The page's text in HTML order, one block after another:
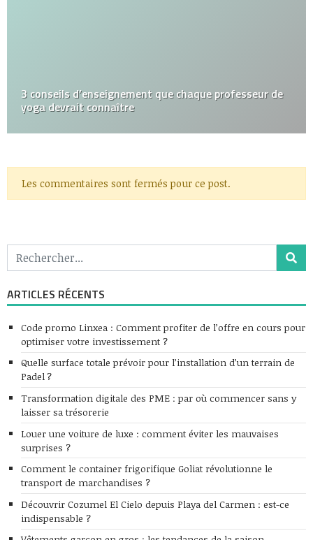
3 conseils d’enseignement que chaque professeur de
yoga devrait connaître
Les commentaires sont fermés pour ce post.
ARTICLES RÉCENTS
Code promo Linxea : Comment profiter de l’offre en cours pour
optimiser votre investissement ?
Quelle surface totale prévoir pour l’installation d’un terrain de
Padel ?
Transformation digitale des PME : par où commencer sans y
laisser sa trésorerie
Louer une voiture de luxe : comment éviter les mauvaises
surprises ?
Comment le container frigorifique Goliat révolutionne le
transport de marchandises ?
Découvrir Cozumel El Cielo depuis Playa del Carmen : est-ce
indispensable ?